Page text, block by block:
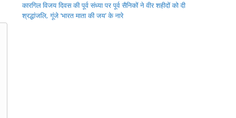
कारगिल विजय दिवस की पूर्व संध्या पर पूर्व सैनिकों ने वीर शहीदों को दी
श्रद्धांजलि, गूंजे ‘भारत माता की जय’ के नारे